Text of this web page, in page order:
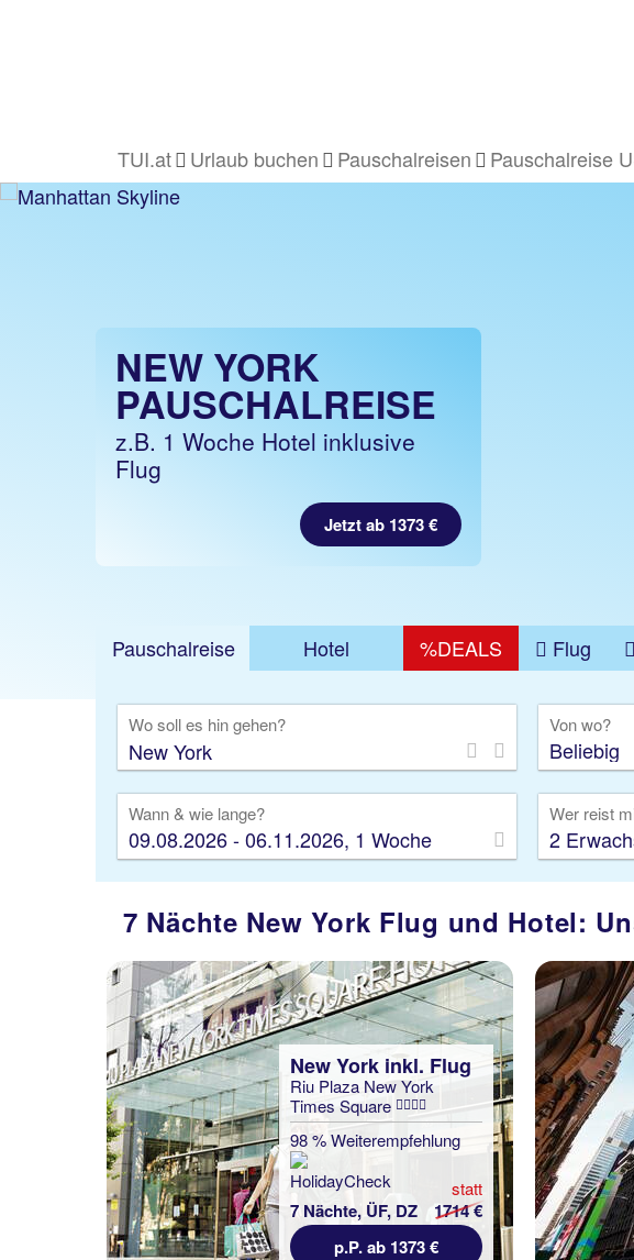
TUI.at Urlaub buchen Pauschalreisen Pauschalreise
NEW YORK
PAUSCHALREISE
z.B. 1 Woche Hotel inklusive
Flug
Jetzt ab 1373 €
Pauschalreise Hotel %DEALS Flug
Wo soll es hin gehen? Von wo?
Beliebig
Wann & wie lange?
09.08.2026 - 06.11.2026, 1 Woche
Wer reist
2
7 Nächte New York Flug und Hotel:
New York inkl. Flug
Riu Plaza New York
Times Square
98 % Weiterempfehlung
7 Nächte, ÜF, DZ
statt
1714 €
p.P. ab 1373 €